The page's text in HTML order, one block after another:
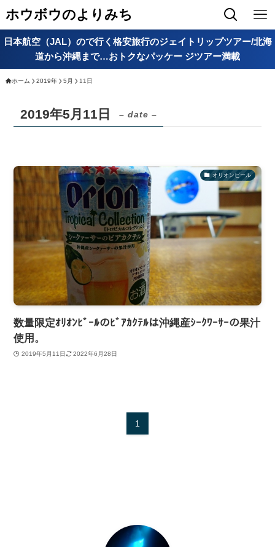
ホウボウのよりみち
日本航空（JAL）ので行く格安旅行のジェイトリップツアー/北海
道から沖縄まで…おトクなパッケー ジツアー満載
ホーム 2019年 5月 11日
2019年5月11日 – date –
オリオンビール
数量限定ｵﾘｵﾝﾋﾞｰﾙのﾋﾞｱｶｸﾃﾙは沖縄産ｼｰｸﾜｰｻｰの果汁
使用。
2019年5月11日 2022年6月28日
1